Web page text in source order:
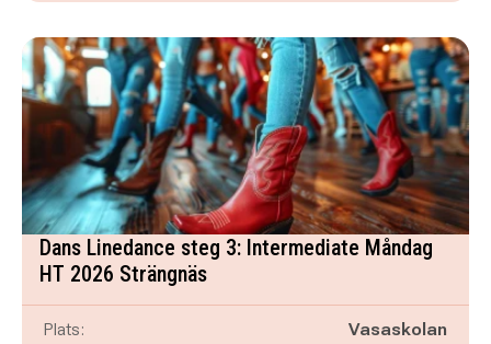
Dans Linedance steg 3: Intermediate Måndag
HT 2026 Strängnäs
Plats:
Vasaskolan